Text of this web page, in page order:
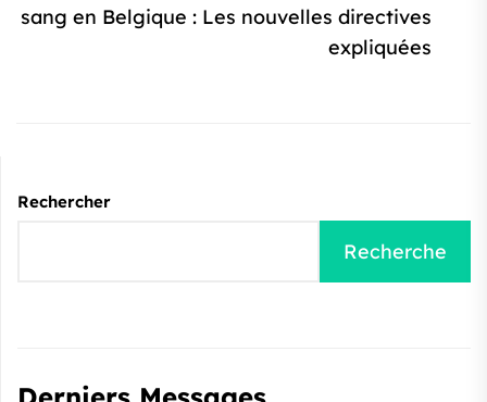
sang en Belgique : Les nouvelles directives
expliquées
Rechercher
Recherche